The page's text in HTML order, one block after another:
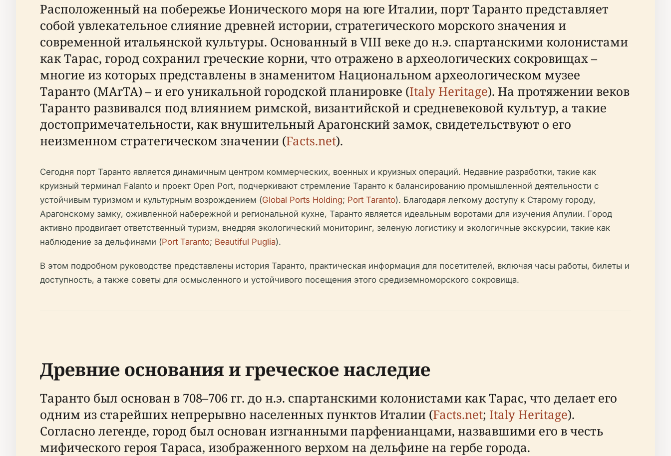
Расположенный на побережье Ионического моря на юге Италии, порт Таранто представляет
собой увлекательное слияние древней истории, стратегического морского значения и
современной итальянской культуры. Основанный в VIII веке до н.э. спартанскими колонистами
как Тарас, город сохранил греческие корни, что отражено в археологических сокровищах –
многие из которых представлены в знаменитом Национальном археологическом музее
Таранто (MArTA) – и его уникальной городской планировке (Italy Heritage). На протяжении веков
Таранто развивался под влиянием римской, византийской и средневековой культур, а такие
достопримечательности, как внушительный Арагонский замок, свидетельствуют о его
неизменном стратегическом значении (Facts.net).
Сегодня порт Таранто является динамичным центром коммерческих, военных и круизных операций. Недавние разработки, такие как
круизный терминал Falanto и проект Open Port, подчеркивают стремление Таранто к балансированию промышленной деятельности с
устойчивым туризмом и культурным возрождением (Global Ports Holding; Port Taranto). Благодаря легкому доступу к Старому городу,
Арагонскому замку, оживленной набережной и региональной кухне, Таранто является идеальным воротами для изучения Апулии. Город
активно продвигает ответственный туризм, внедряя экологический мониторинг, зеленую логистику и экологичные экскурсии, такие как
наблюдение за дельфинами (Port Taranto; Beautiful Puglia).
В этом подробном руководстве представлены история Таранто, практическая информация для посетителей, включая часы работы, билеты и
доступность, а также советы для осмысленного и устойчивого посещения этого средиземноморского сокровища.
Древние основания и греческое наследие
Таранто был основан в 708–706 гг. до н.э. спартанскими колонистами как Тарас, что делает его
одним из старейших непрерывно населенных пунктов Италии (Facts.net; Italy Heritage).
Согласно легенде, город был основан изгнанными парфенианцами, назвавшими его в честь
мифического героя Тараса, изображенного верхом на дельфине на гербе города.